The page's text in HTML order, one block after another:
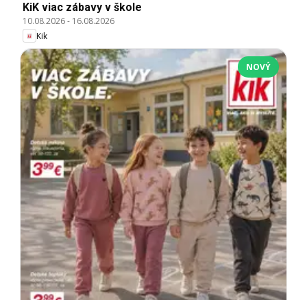
KiK viac zábavy v škole
10.08.2026- 16.08.2026
Kik
NOVÝ